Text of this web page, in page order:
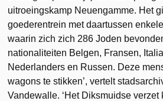
uitroeingskamp Neuengamme. Het
goederentrein met daartussen
waarin zich zich 286 Joden
nationaliteiten Belgen, Fransen,
Nederlanders en Russen. Deze
wagons te stikken’, vertelt
Vandewalle. ‘Het Diksmuidse verzet